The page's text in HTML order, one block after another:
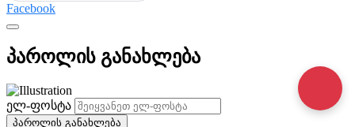
Facebook
პაროლის განახლება
ელ-ფოსტა
პაროლის განახლება